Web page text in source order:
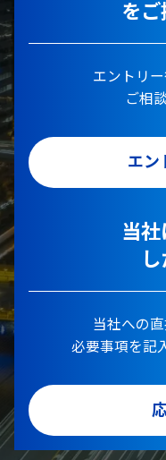
を
エントリ
ご相
エン
当
当社への
必要事項を記